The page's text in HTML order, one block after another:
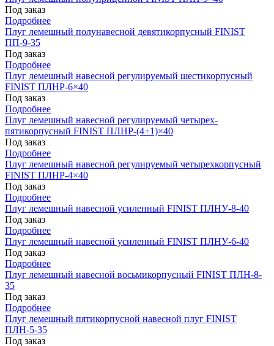
Под заказ
Подробнее
Плуг лемешный полунавесной девятикорпусный FINIST
ПП-9-35
Под заказ
Подробнее
Плуг лемешный навесной регулируемый шестикорпусный
FINIST ПЛНР-6×40
Под заказ
Подробнее
Плуг лемешный навесной регулируемый четырех-
пятикорпусный FINIST ПЛНР-(4+1)×40
Под заказ
Подробнее
Плуг лемешный навесной регулируемый четырехкорпусный
FINIST ПЛНР-4×40
Под заказ
Подробнее
Плуг лемешный навесной усиленный FINIST ПЛНУ-8-40
Под заказ
Подробнее
Плуг лемешный навесной усиленный FINIST ПЛНУ-6-40
Под заказ
Подробнее
Плуг лемешный навесной восьмикорпусный FINIST ПЛН-8-
35
Под заказ
Подробнее
Плуг лемешный пятикорпусной навесной плуг FINIST
ПЛН-5-35
Под заказ